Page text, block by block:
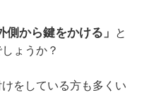
側から鍵をかける」 と
ょうか？
をしている方も多くい